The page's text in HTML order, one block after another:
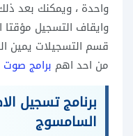
واحدة ، ويمكنك بعد
وايقاف التسجيل
قسم التسجيلات يمين
من احد اهم برامج صوت
برنامج تسجيل
السامسوج